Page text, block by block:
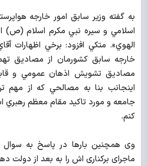
به گفته وزير سابق امور خارجه
اسلامي و سيره نبي مكرم اسلام (ص)
الهوي». متكي افزود: برخي اظهارات
خارجه سابق كشورمان از مصاديق
مصاديق تشويش اذهان عمومي و
اينجانب بنا به مصالحي كه از مهم
جامعه و مورد تاكيد مقام معظم
كنم.
وی همچنین بارها در پاسخ به سوال
ماجرای برکناری اش را به بعد از دولت